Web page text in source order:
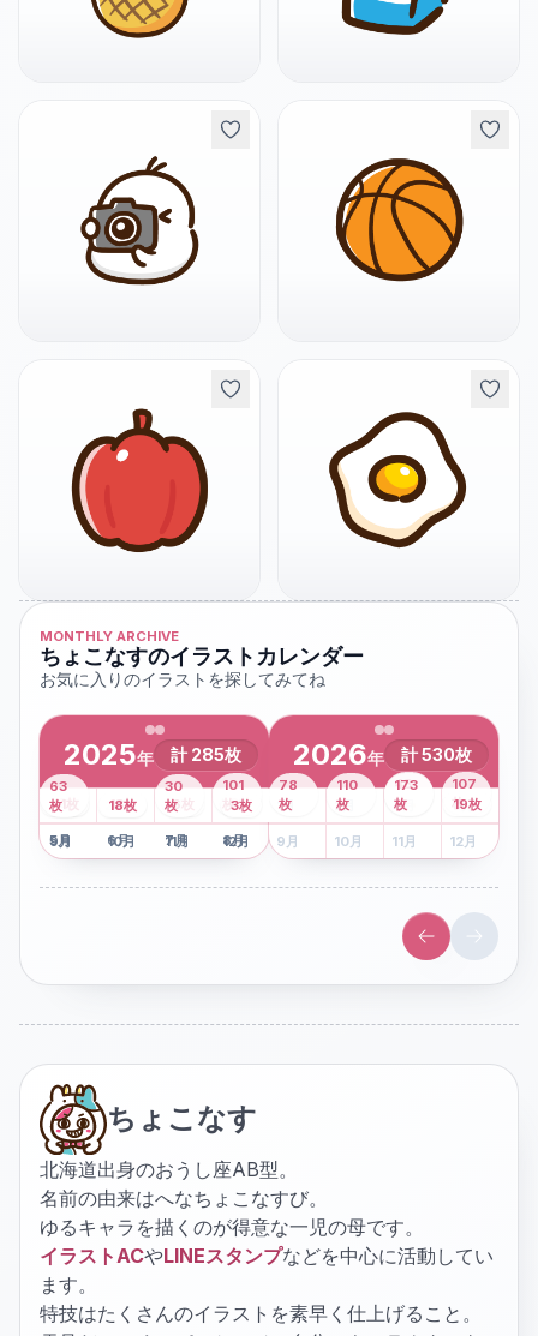
MONTHLY ARCHIVE
ちょこなすのイラストカレンダー
お気に入りのイラストを探してみてね
2025年 計 285枚
1月
2枚 2月 3月 4月
8枚
5月
41 枚
6月
13枚
7月
6枚
8月
101
枚
9月
63
枚
10月
18枚
11月
30
枚
12月
3枚
2026年 計530枚
1月 2月 3月
43
枚
4月
107
枚
5 月
78
枚
6月
110
枚
7月
173
枚
8月
19枚
9 月 10月 11月 12月
ちょこなす
北海道出身のおうし座AB型。
名前の由来はへなちょこなすび。
ゆるキャラを描くのが得意な一児の母です。
イラストACやLINEスタンプなどを中心に活動してい
ます。
特技はたくさんのイラストを素早く仕上げること。